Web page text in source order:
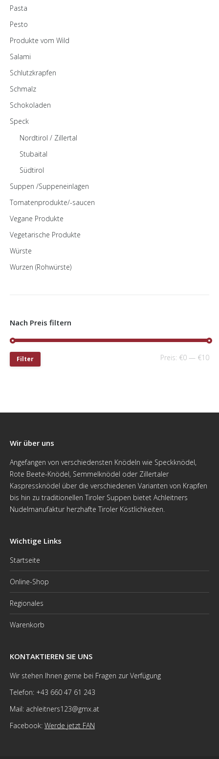
Pasta
Pesto
Produkte vom Wild
Salami
Schlutzkrapfen
Schmalz
Schokoladen
Speck
Nordtirol / Zillertal
Stubaital
Südtirol
Suppen /Suppeneinlagen
Tomatenprodukte/-saucen
Vegane Produkte
Vegetarische Produkte
Würste
Wurzen (Rohwürste)
Nach Preis filtern
Filter Preis: €0 — €10
Wir über uns
Angefangen von verschiedensten Knödeln wie Speckknödel,
Rote Beete-Knödel, Semmelknödel oder Zillertaler
Kaspressknödel über die verschiedenen Varianten von Krapfen
bis hin zu traditionellen Tiroler Suppen bietet Achleitners
Nudelmanufaktur herzhafte Tiroler Köstlichkeiten.
Wichtige Links
Startseite
Online-Shop
Regionales
Warenkorb
KONTAKTIEREN SIE UNS
Wir stehen Ihnen gerne bei Fragen zur Verfügung
Telefon: +43 660 47 61 243
Mail: achleitners123@gmx.at
Facebook: Werde jetzt FAN